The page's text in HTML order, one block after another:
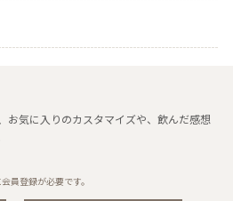
お気に入りのカスタマイズや、飲んだ感想
員登録が必要です。